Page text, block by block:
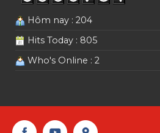
Hôm nay : 204
Hits Today : 805
Who's Online : 2